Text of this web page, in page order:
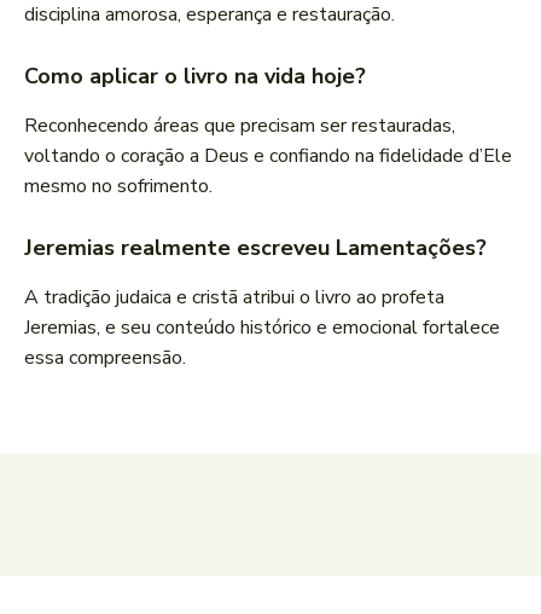
disciplina amorosa, esperança e restauração.
Como aplicar o livro na vida hoje?
Reconhecendo áreas que precisam ser restauradas,
voltando o coração a Deus e confiando na fidelidade d’Ele
mesmo no sofrimento.
Jeremias realmente escreveu Lamentações?
A tradição judaica e cristã atribui o livro ao profeta
Jeremias, e seu conteúdo histórico e emocional fortalece
essa compreensão.